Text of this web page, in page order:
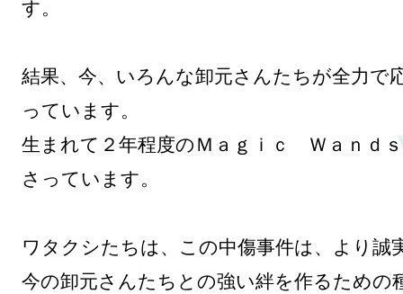
す。
結果、今、いろんな卸元さんたちが全力で
っています。
生まれて２年程度のＭａｇｉｃ　Ｗａｎｄ
さっています。
ワタクシたちは、この中傷事件は、より誠
今の卸元さんたちとの強い絆を作るための